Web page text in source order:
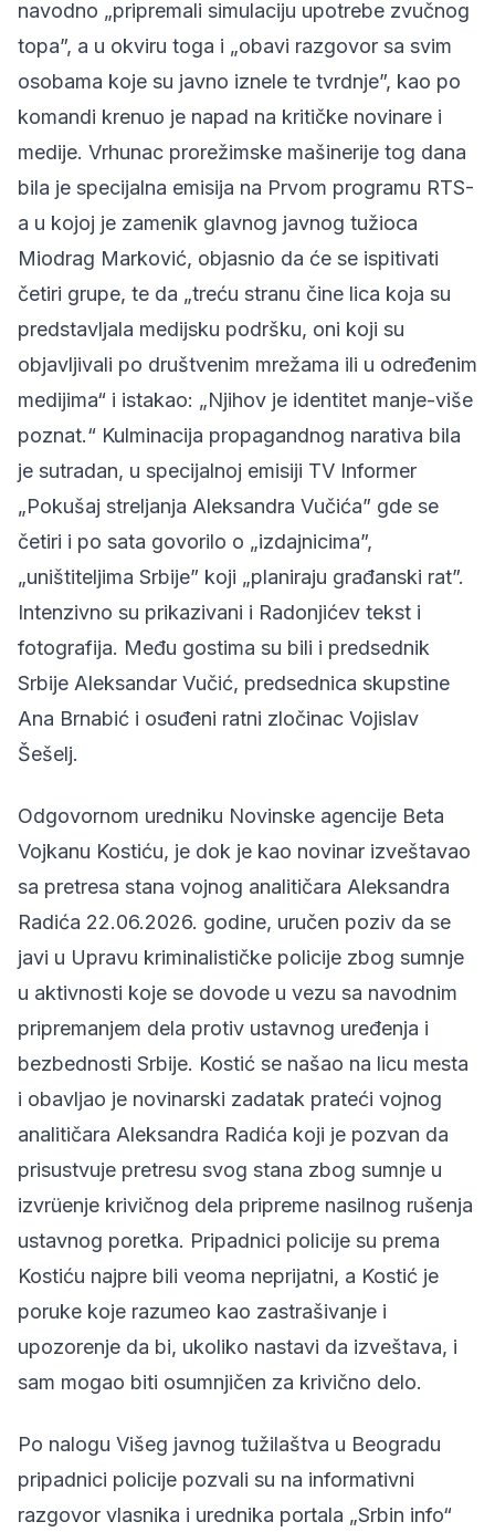
navodno „pripremali simulaciju upotrebe zvučnog
topa”, a u okviru toga i „obavi razgovor sa svim
osobama koje su javno iznele te tvrdnje”, kao po
komandi krenuo je napad na kritičke novinare i
medije. Vrhunac prorežimske mašinerije tog dana
bila je specijalna emisija na Prvom programu RTS-
a u kojoj je zamenik glavnog javnog tužioca
Miodrag Marković, objasnio da će se ispitivati
četiri grupe, te da „treću stranu čine lica koja su
predstavljala medijsku podršku, oni koji su
objavljivali po društvenim mrežama ili u određenim
medijima“ i istakao: „Njihov je identitet manje-više
poznat.“ Kulminacija propagandnog narativa bila
je sutradan, u specijalnoj emisiji TV Informer
„Pokušaj streljanja Aleksandra Vučića” gde se
četiri i po sata govorilo o „izdajnicima”,
„uništiteljima Srbije” koji „planiraju građanski rat”.
Intenzivno su prikazivani i Radonjićev tekst i
fotografija. Među gostima su bili i predsednik
Srbije Aleksandar Vučić, predsednica skupstine
Ana Brnabić i osuđeni ratni zločinac Vojislav
Šešelj.
Odgovornom uredniku Novinske agencije Beta
Vojkanu Kostiću, je dok je kao novinar izveštavao
sa pretresa stana vojnog analitičara Aleksandra
Radića 22.06.2026. godine, uručen poziv da se
javi u Upravu kriminalističke policije zbog sumnje
u aktivnosti koje se dovode u vezu sa navodnim
pripremanjem dela protiv ustavnog uređenja i
bezbednosti Srbije. Kostić se našao na licu mesta
i obavljao je novinarski zadatak prateći vojnog
analitičara Aleksandra Radića koji je pozvan da
prisustvuje pretresu svog stana zbog sumnje u
izvrüenje krivičnog dela pripreme nasilnog rušenja
ustavnog poretka. Pripadnici policije su prema
Kostiću najpre bili veoma neprijatni, a Kostić je
poruke koje razumeo kao zastrašivanje i
upozorenje da bi, ukoliko nastavi da izveštava, i
sam mogao biti osumnjičen za krivično delo.
Po nalogu Višeg javnog tužilaštva u Beogradu
pripadnici policije pozvali su na informativni
razgovor vlasnika i urednika portala „Srbin info“